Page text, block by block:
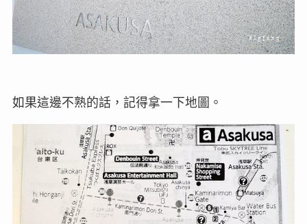
如果這邊不熟的話，記得拿一下地圖。